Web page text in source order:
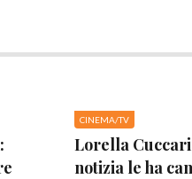
CINEMA/TV
Lorella
notizia le ha